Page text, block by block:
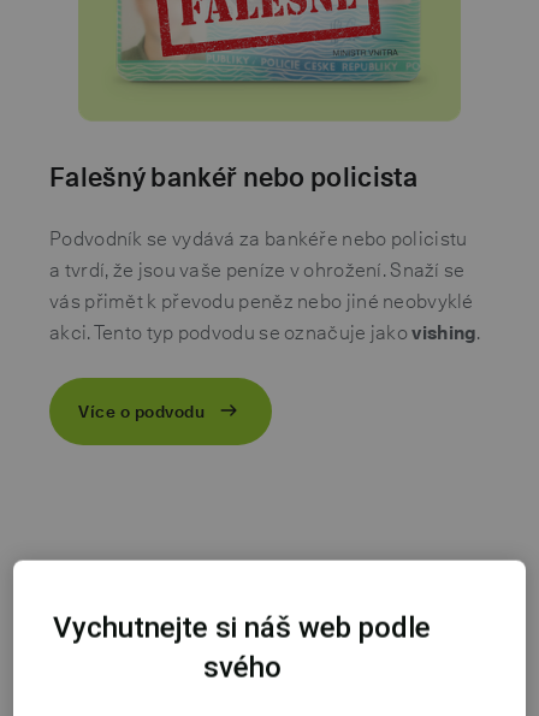
Falešný bankéř nebo policista
Podvodník se vydává za bankéře nebo policistu
a tvrdí, že jsou vaše peníze v ohrožení. Snaží se
vás přimět k převodu peněz nebo jiné neobvyklé
akci. Tento typ podvodu se označuje jakovishing.
Více o podvodu
Vychutnejte si náš web podle
svého